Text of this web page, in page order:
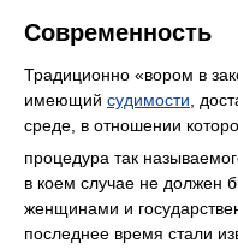
Современность
Традиционно «вором в
имеющий судимости ,
среде, в отношении
процедура так
в коем случае не должен
женщинами и
последнее время стали